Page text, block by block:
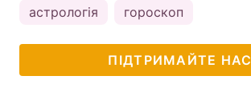
астрологія гороскоп
ПІДТРИМАЙТЕ НАС